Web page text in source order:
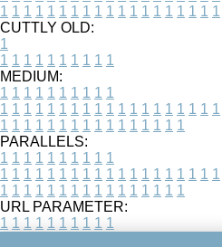
1 1 1 1 1 1 1 1 1 1 1 1 1 1 1 1 1 1 1
CUTTLY OLD:
1
1 1 1 1 1 1 1 1 1 1
MEDIUM:
1 1 1 1 1 1 1 1 1 1
1 1 1 1 1 1 1 1 1 1 1 1 1 1 1 1 1 1 1
1 1 1 1 1 1 1 1 1 1 1 1 1 1 1 1
PARALLELS:
1 1 1 1 1 1 1 1 1 1
1 1 1 1 1 1 1 1 1 1 1 1 1 1 1 1 1 1 1
1 1 1 1 1 1 1 1 1 1 1 1 1 1 1 1
URL PARAMETER:
1 1 1 1 1 1 1 1 1 1